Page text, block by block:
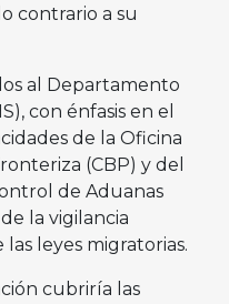
contrario a su
al Departamento
con énfasis en el
de la Oficina
(CBP) y del
de Aduanas
la vigilancia
leyes migratorias.
cubriría las